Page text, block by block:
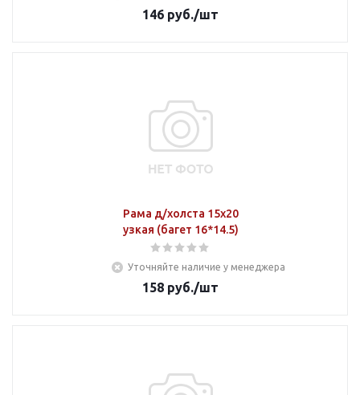
146 руб./шт
Рама д/холста 15х20
узкая (багет 16*14.5)
Уточняйте наличие у менеджера
158 руб./шт